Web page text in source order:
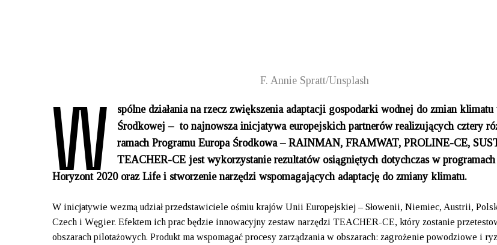
F. Annie Spratt/Unsplash
W
spólne działania na rzecz zwiększenia adaptacji gospodarki wodnej do zmian
Środkowej – to najnowsza inicjatywa europejskich partnerów realizujących cztery
ramach Programu Europa Środkowa – RAINMAN, FRAMWAT, PROLINE-CE,
TEACHER-CE jest wykorzystanie rezultatów osiągniętych dotychczas w
Horyzont 2020 oraz Life i stworzenie narzędzi wspomagających adaptację do zmiany klimatu.
W inicjatywie wezmą udział przedstawiciele ośmiu krajów Unii Europejskiej – Słowenii, Niemiec, Austrii,
Czech i Węgier. Efektem ich prac będzie innowacyjny zestaw narzędzi TEACHER-CE, który zostanie
obszarach pilotażowych. Produkt ma wspomagać procesy zarządzania w obszarach: zagrożenie powodziowe i